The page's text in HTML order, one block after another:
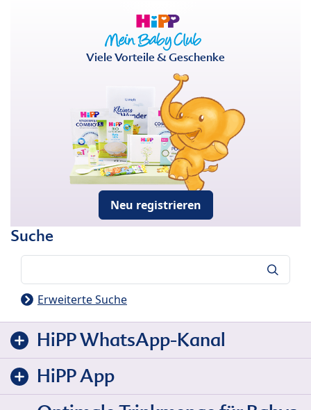
Viele Vorteile & Geschenke
Neu registrieren
Suche
Erweiterte Suche
HiPP WhatsApp-Kanal
HiPP App